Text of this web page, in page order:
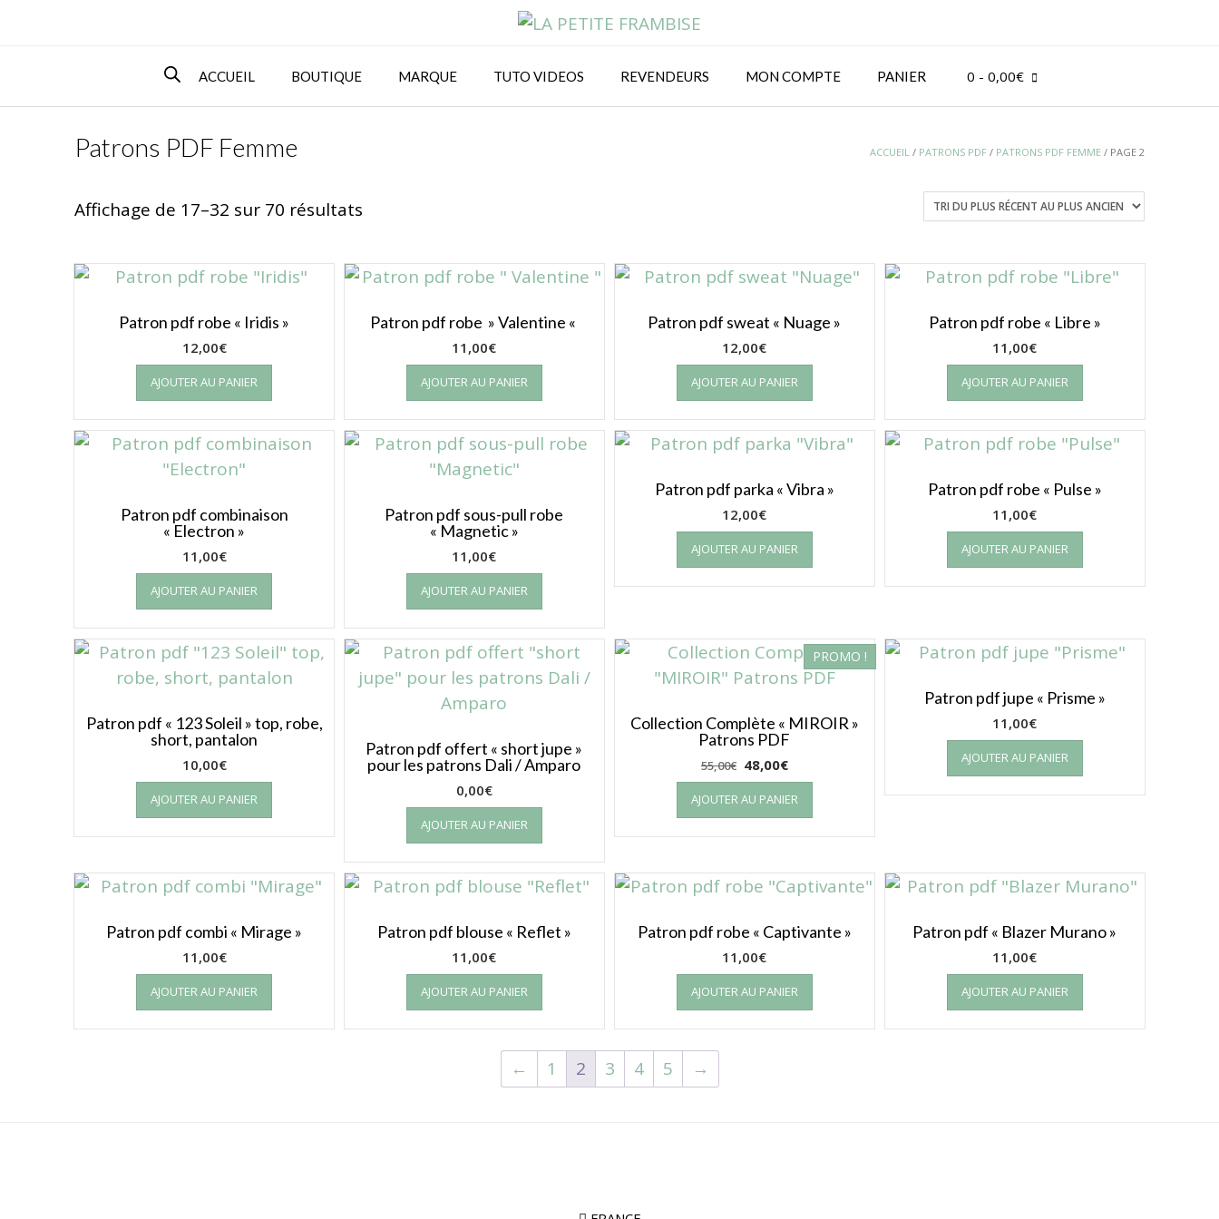
ACCUEIL BOUTIQUE MARQUE TUTO VIDEOS REVENDEURS MON COMPTE PANIER 0 - 0,00€
ACCUEIL / PATRONS PDF / PATRONS PDF FEMME / PAGE 2
Patrons PDF Femme
Affichage de 17–32 sur 70 résultats
Patron pdf robe « Iridis »
12,00€
AJOUTER AU PANIER
Patron pdf robe » Valentine «
11,00€
AJOUTER AU PANIER
Patron pdf sweat « Nuage »
12,00€
AJOUTER AU PANIER
Patron pdf robe « Libre »
11,00€
AJOUTER AU PANIER
Patron pdf combinaison
« Electron »
11,00€
AJOUTER AU PANIER
Patron pdf sous-pull robe
« Magnetic »
11,00€
AJOUTER AU PANIER
Patron pdf parka « Vibra »
12,00€
AJOUTER AU PANIER
Patron pdf robe « Pulse »
11,00€
AJOUTER AU PANIER
Patron pdf « 123 Soleil » top, robe,
short, pantalon
10,00€
AJOUTER AU PANIER
Patron pdf offert « short jupe »
pour les patrons Dali / Amparo
0,00€
AJOUTER AU PANIER
PROMO !
Collection Complète « MIROIR »
Patrons PDF
55,00€ 48,00€
AJOUTER AU PANIER
Patron pdf jupe « Prisme »
11,00€
AJOUTER AU PANIER
Patron pdf combi « Mirage »
11,00€
AJOUTER AU PANIER
Patron pdf blouse « Reflet »
11,00€
AJOUTER AU PANIER
Patron pdf robe « Captivante »
11,00€
AJOUTER AU PANIER
Patron pdf « Blazer Murano »
11,00€
AJOUTER AU PANIER
← 1 2 3 4 5 →